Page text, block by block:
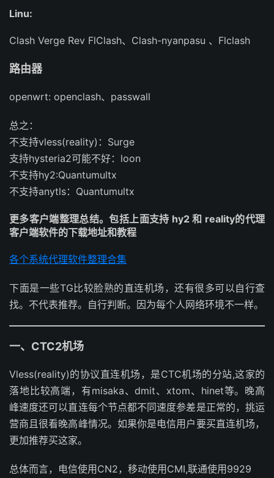
Linu:
Clash Verge Rev FlClash、Clash-nyanpasu 、Flclash
路由器
openwrt: openclash、passwall
总之：
不支持vless(reality)：Surge
支持hysteria2可能不好：loon
不支持hy2:Quantumultx
不支持anytls：Quantumultx
更多客户端整理总结。包括上面支持 hy2 和 reality的代理
客户端软件的下载地址和教程
各个系统代理软件整理合集
下面是一些TG比较脸熟的直连机场，还有很多可以自行查
找。不代表推荐。自行判断。因为每个人网络环境不一样。
一、CTC2机场
Vless(reality)的协议直连机场，是CTC机场的分站,这家的
落地比较高端，有misaka、dmit、xtom、hinet等。晚高
峰速度还可以直连每个节点都不同速度参差是正常的，挑运
营商且很看晚高峰情况。如果你是电信用户要买直连机场，
更加推荐买这家。
总体而言，电信使用CN2，移动使用CMI,联通使用9929